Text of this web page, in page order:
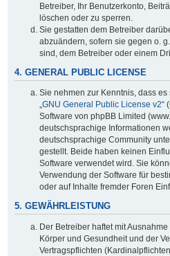
Betreiber, Ihr Benutzerkonto,
löschen oder zu sperren.
Sie gestatten dem Betreiber
abzuändern, sofern sie gegen o.
sind, dem Betreiber oder einem
4. GENERAL PUBLIC LICENSE
Sie nehmen zur Kenntnis, dass
„GNU General Public License v2“
Software von phpBB Limited
deutschsprachige Informationen
deutschsprachige Community
gestellt. Beide haben keinen
Software verwendet wird. Sie
Verwendung der Software für
oder auf Inhalte fremder Foren
5. GEWÄHRLEISTUNG
Der Betreiber haftet mit
Körper und Gesundheit und der
Vertragspflichten